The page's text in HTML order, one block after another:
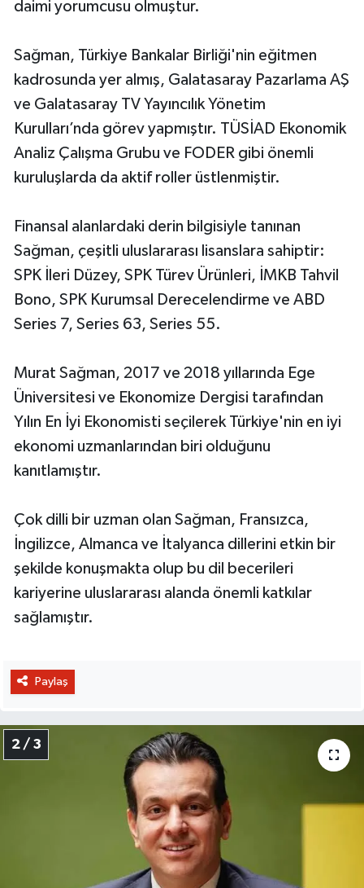
daimi yorumcusu olmuştur.
Sağman, Türkiye Bankalar Birliği'nin eğitmen
kadrosunda yer almış, Galatasaray Pazarlama AŞ
ve Galatasaray TV Yayıncılık Yönetim
Kurulları’nda görev yapmıştır. TÜSİAD Ekonomik
Analiz Çalışma Grubu ve FODER gibi önemli
kuruluşlarda da aktif roller üstlenmiştir.
Finansal alanlardaki derin bilgisiyle tanınan
Sağman, çeşitli uluslararası lisanslara sahiptir:
SPK İleri Düzey, SPK Türev Ürünleri, İMKB Tahvil
Bono, SPK Kurumsal Derecelendirme ve ABD
Series 7, Series 63, Series 55.
Murat Sağman, 2017 ve 2018 yıllarında Ege
Üniversitesi ve Ekonomize Dergisi tarafından
Yılın En İyi Ekonomisti seçilerek Türkiye'nin en iyi
ekonomi uzmanlarından biri olduğunu
kanıtlamıştır.
Çok dilli bir uzman olan Sağman, Fransızca,
İngilizce, Almanca ve İtalyanca dillerini etkin bir
şekilde konuşmakta olup bu dil becerileri
kariyerine uluslararası alanda önemli katkılar
sağlamıştır.
Paylaş
2 / 3